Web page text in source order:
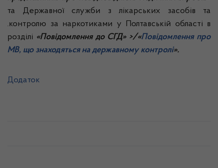
та Державної служби з лікарських засобів та
.контролю за наркотиками у Полтавській області в
розділі «Повідомлення до СГД» >/«Повідомлення про
МВ, що знаходяться на державному контролі».
Додаток